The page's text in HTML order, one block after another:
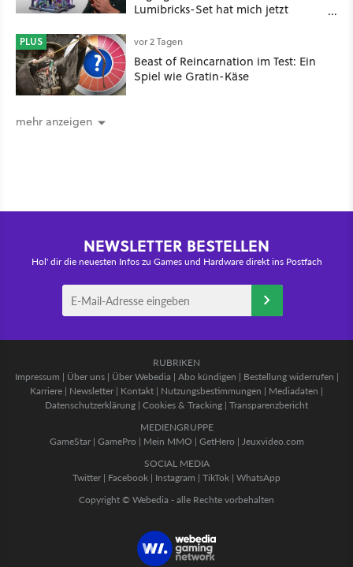
Lumibricks-Set hat mich jetzt
Stack im Test
PLUS vor 2 Tagen
Beast of Reincarnation im Test: Ein
Spiel wie Gratin-Käse
mehr anzeigen
NEWSLETTER BESTELLEN
Hol' dir die neuesten Infos zu Games und Hardware direkt ins Postfach
RUBRIKEN
Impressum | Über uns| Über Webedia | Abo kündigen | Bestellung widerrufen |
Karriere | Newsletter | Kontakt | Nutzungsbestimmungen | Mediadaten |
Datenschutzerklärung | Cookies & Tracking | Transparenzbericht
MEDIENGRUPPE
GameStar| GamePro | Mein MMO | GetHero | Jeuxvideo.com
SOCIAL MEDIA
Twitter | Facebook | Instagram | TikTok | WhatsApp
Copyright © Webedia - alle Rechte vorbehalten